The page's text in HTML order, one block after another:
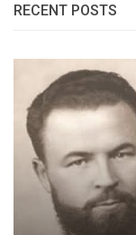
RECENT POSTS